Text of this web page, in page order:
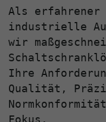
Als
industrielle
wir
Ihre
Qualität,